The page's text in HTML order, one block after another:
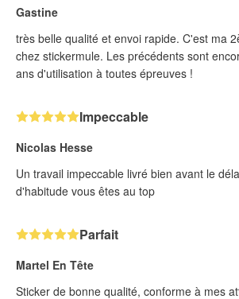
Gastine
très belle qualité et envoi rapide. C'est ma
chez stickermule. Les précédents sont
ans d'utilisation à toutes épreuves !
Impeccable
Nicolas Hesse
Un travail impeccable livré bien avant le
d'habitude vous êtes au top
Parfait
Martel En Tête
Sticker de bonne qualité, conforme à mes